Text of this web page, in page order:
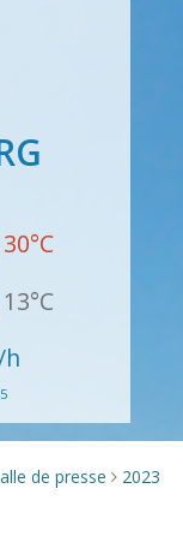
30°C
13°C
de presse > 2023